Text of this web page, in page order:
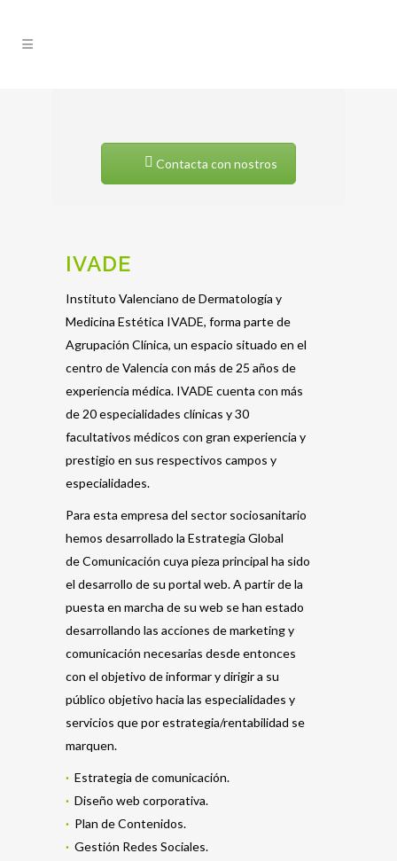
Contacta con nostros
IVADE
Instituto Valenciano de Dermatología y
Medicina Estética IVADE, forma parte de
Agrupación Clínica, un espacio situado en el
centro de Valencia con más de 25 años de
experiencia médica. IVADE cuenta con más
de 20 especialidades clínicas y 30
facultativos médicos con gran experiencia y
prestigio en sus respectivos campos y
especialidades.
Para esta empresa del sector sociosanitario
hemos desarrollado la Estrategia Global
de Comunicación cuya pieza principal ha sido
el desarrollo de su portal web. A partir de la
puesta en marcha de su web se han estado
desarrollando las acciones de marketing y
comunicación necesarias desde entonces
con el objetivo de informar y dirigir a su
público objetivo hacia las especialidades y
servicios que por estrategia/rentabilidad se
marquen.
· Estrategia de comunicación.
· Diseño web corporativa.
· Plan de Contenidos.
· Gestión Redes Sociales.